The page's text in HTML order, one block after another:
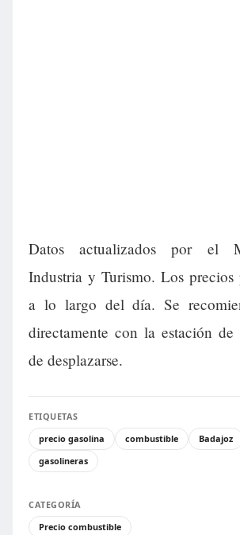
Datos actualizados por el
Industria y Turismo. Los precios
a lo largo del día. Se
directamente con la estación de
de desplazarse.
ETIQUETAS
precio gasolina
combustible Badajoz
gasolineras
CATEGORÍA
Precio combustible